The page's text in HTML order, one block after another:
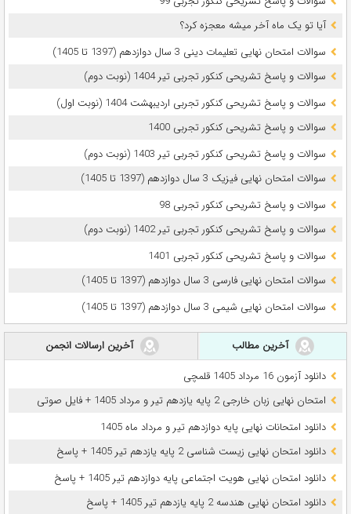
آیا تو یک ماه آخر میشه معجزه کرد؟
سوالات امتحان نهایی تعلیمات دینی 3 سال دوازدهم (1397 تا 1405)
سوالات و پاسخ تشریحی کنکور تجربی تیر 1404 (نوبت دوم)
سوالات و پاسخ تشریحی کنکور تجربی اردیبهشت 1404 (نوبت اول)
سوالات و پاسخ تشریحی کنکور تجربی 1400
سوالات و پاسخ تشریحی کنکور تجربی تیر 1403 (نوبت دوم)
سوالات امتحان نهایی فیزیک 3 سال دوازدهم (1397 تا 1405)
سوالات و پاسخ تشریحی کنکور تجربی 98
سوالات و پاسخ تشریحی کنکور تجربی تیر 1402 (نوبت دوم)
سوالات و پاسخ تشریحی کنکور تجربی 1401
سوالات امتحان نهایی فارسی 3 سال دوازدهم (1397 تا 1405)
سوالات امتحان نهایی شیمی 3 سال دوازدهم (1397 تا 1405)
آخرین مطالب
آخرین ارسالات انجمن
دانلود آزمون 16 مرداد 1405 قلمچی
امتحان نهایی زبان خارجی 2 پایه یازدهم تیر و مرداد 1405 + فایل صوتی
دانلود امتحانات نهایی پایه دوازدهم تیر و مرداد ماه 1405
دانلود امتحان نهایی زیست شناسی 2 پایه یازدهم تیر 1405 + پاسخ
دانلود امتحان نهایی هویت اجتماعی پایه دوازدهم تیر 1405 + پاسخ
دانلود امتحان نهایی هندسه 2 پایه یازدهم تیر 1405 + پاسخ